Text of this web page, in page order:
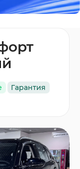
Гарантия